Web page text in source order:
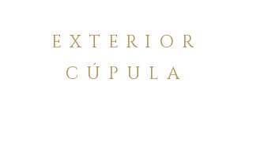
EXTERIOR
CÚPULA